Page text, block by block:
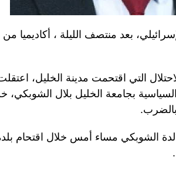
بعد منتصف الليلة ، أكاديميا من
التي اقتحمت مدينة الخليل،
بجامعة الخليل بلال الشوبكي،
بالضرب.
الشوبكي مساء أمس خلال اقتحام